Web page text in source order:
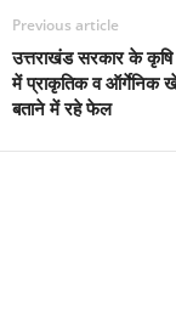
Previous article
उत्तराखंड सरकार के
में प्राकृतिक व ऑर्गेनिक
बताने में रहे फेल